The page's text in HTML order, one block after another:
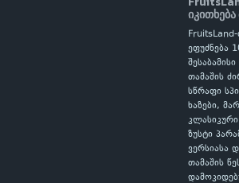
FruitsLand-
ეფუძნება
თამაშის
სწრაფი
ხაზები,
ზუსტი
ვერსიასა
თამაშის